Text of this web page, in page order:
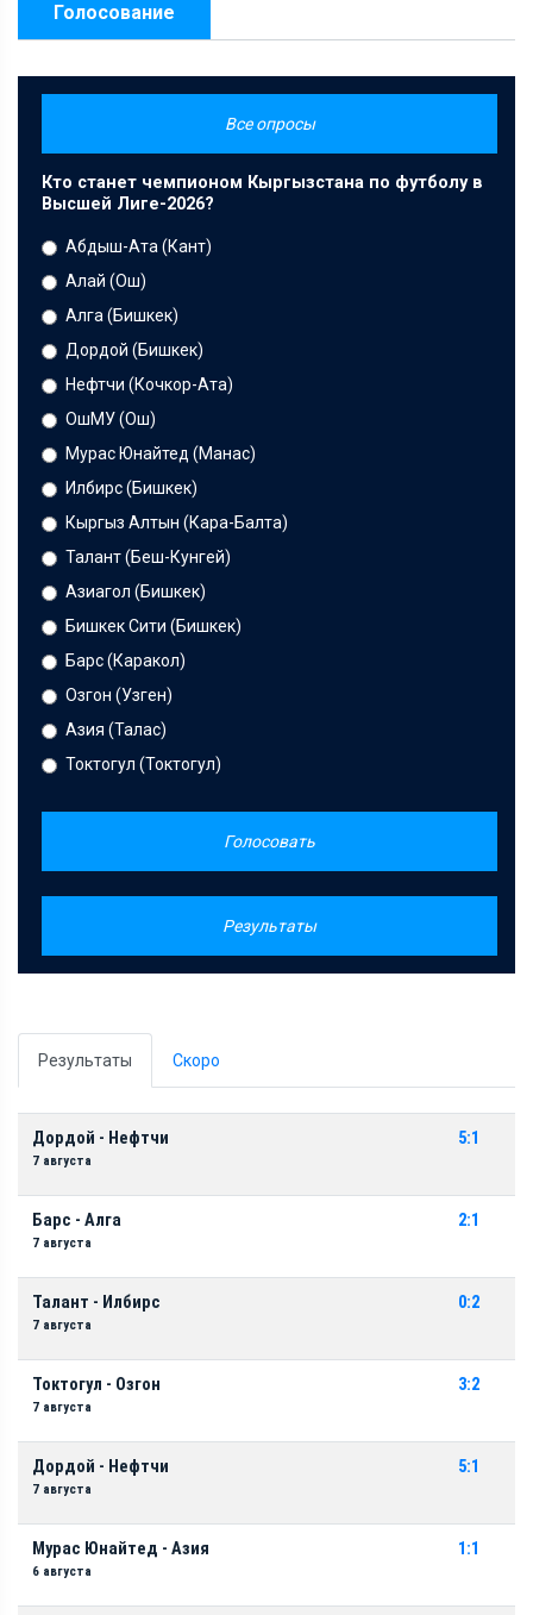
Голосование
Все опросы
Кто станет чемпионом Кыргызстана по футболу в
Высшей Лиге-2026?
Абдыш-Ата (Кант)
Алай (Ош)
Алга (Бишкек)
Дордой (Бишкек)
Нефтчи (Кочкор-Ата)
ОшМУ (Ош)
Мурас Юнайтед (Манас)
Илбирс (Бишкек)
Кыргыз Алтын (Кара-Балта)
Талант (Беш-Кунгей)
Азиагол (Бишкек)
Бишкек Сити (Бишкек)
Барс (Каракол)
Озгон (Узген)
Азия (Талас)
Токтогул (Токтогул)
Голосовать
Результаты
Результаты Скоро
Дордой - Нефтчи
7 августа
5:1
Барс - Алга
7 августа
2:1
Талант - Илбирс
7 августа
0:2
Токтогул - Озгон
7 августа
3:2
Дордой - Нефтчи
7 августа
5:1
Мурас Юнайтед - Азия
6 августа
1:1